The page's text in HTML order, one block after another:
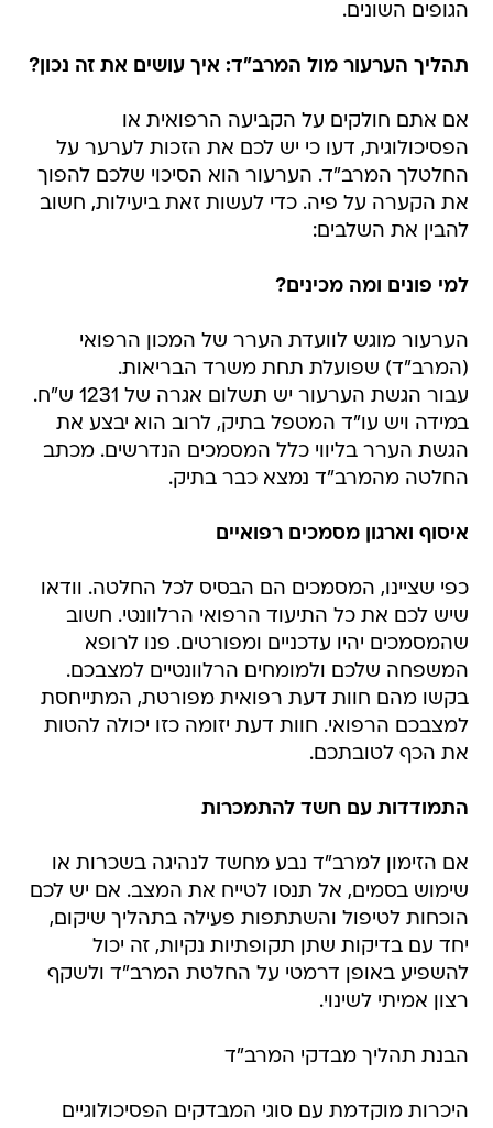
הגופים השונים.
תהליך הערעור מול המרב"ד: איך עושים את זה נכון?
אם אתם חולקים על הקביעה הרפואית או
הפסיכולוגית, דעו כי יש לכם את הזכות לערער על
החלטלך המרב"ד. הערעור הוא הסיכוי שלכם להפוך
את הקערה על פיה. כדי לעשות זאת ביעילות, חשוב
להבין את השלבים:
למי פונים ומה מכינים?
הערעור מוגש לוועדת הערר של המכון הרפואי
(המרב"ד) שפועלת תחת משרד הבריאות.
עבור הגשת הערעור יש תשלום אגרה של 1231 ש"ח.
במידה ויש עו"ד המטפל בתיק, לרוב הוא יבצע את
הגשת הערר בליווי כלל המסמכים הנדרשים. מכתב
החלטה מהמרב"ד נמצא כבר בתיק.
איסוף וארגון מסמכים רפואיים
כפי שציינו, המסמכים הם הבסיס לכל החלטה. וודאו
שיש לכם את כל התיעוד הרפואי הרלוונטי. חשוב
שהמסמכים יהיו עדכניים ומפורטים. פנו לרופא
המשפחה שלכם ולמומחים הרלוונטיים למצבכם.
בקשו מהם חוות דעת רפואית מפורטת, המתייחסת
למצבכם הרפואי. חוות דעת יזומה כזו יכולה להטות
את הכף לטובתכם.
התמודדות עם חשד להתמכרות
אם הזימון למרב"ד נבע מחשד לנהיגה בשכרות או
שימוש בסמים, אל תנסו לטייח את המצב. אם יש לכם
הוכחות לטיפול והשתתפות פעילה בתהליך שיקום,
יחד עם בדיקות שתן תקופתיות נקיות, זה יכול
להשפיע באופן דרמטי על החלטת המרב"ד ולשקף
רצון אמיתי לשינוי.
הבנת תהליך מבדקי המרב"ד
היכרות מוקדמת עם סוגי המבדקים הפסיכולוגיים